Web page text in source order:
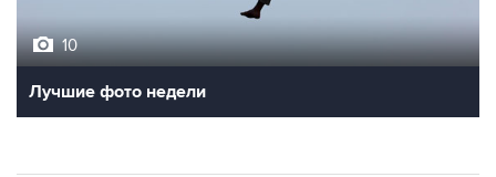
10
Лучшие фото недели